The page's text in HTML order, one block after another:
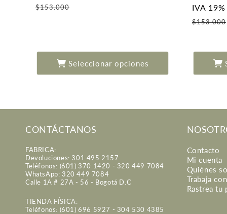
$153.000
Seleccionar opciones
IVA
$153.000
CONTÁCTANOS
FABRICA:
Devoluciones: 301 495 2157
Teléfonos: (601) 370 1420 - 320 449 7084
WhatsApp: 320 449 7084
Calle 1A # 27A - 56 - Bogotá D.C
TIENDA FÍSICA:
Teléfonos: (601) 696 5927 - 304 530 4385
Contacto
Mi cuenta
Quiénes
Trabaja
Rastrea tu